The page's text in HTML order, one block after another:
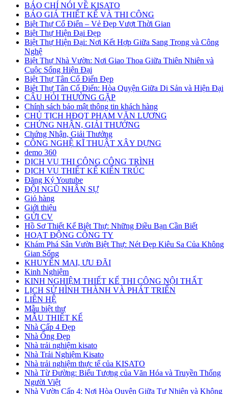
BÁO CHÍ NÓI VỀ KISATO
BÁO GIÁ THIẾT KẾ VÀ THI CÔNG
Biệt Thự Cổ Điển – Vẻ Đẹp Vượt Thời Gian
Biệt Thự Hiện Đại Đẹp
Biệt Thự Hiện Đại: Nơi Kết Hợp Giữa Sang Trọng và Công
Nghệ
Biệt Thự Nhà Vườn: Nơi Giao Thoa Giữa Thiên Nhiên và
Cuộc Sống Hiện Đại
Biệt Thự Tân Cổ Điển Đẹp
Biệt Thự Tân Cổ Điển: Hòa Quyện Giữa Di Sản và Hiện Đại
CÂU HỎI THƯỜNG GẶP
Chính sách bảo mật thông tin khách hàng
CHỦ TỊCH HĐQT PHẠM VĂN LƯƠNG
CHỨNG NHẬN, GIẢI THƯỞNG
Chứng Nhận, Giải Thưởng
CÔNG NGHỆ KĨ THUẬT XÂY DỰNG
demo 360
DỊCH VỤ THI CÔNG CÔNG TRÌNH
DỊCH VỤ THIẾT KẾ KIẾN TRÚC
Đăng Ký Youtube
ĐỘI NGŨ NHÂN SỰ
Giỏ hàng
Giới thiệu
GỬI CV
Hồ Sơ Thiết Kế Biệt Thự: Những Điều Bạn Cần Biết
HOẠT ĐỘNG CÔNG TY
Khám Phá Sân Vườn Biệt Thự: Nét Đẹp Kiêu Sa Của Không
Gian Sống
KHUYẾN MẠI, ƯU ĐÃI
Kinh Nghiệm
KINH NGHIỆM THIẾT KẾ THI CÔNG NỘI THẤT
LỊCH SỬ HÌNH THÀNH VÀ PHÁT TRIỂN
LIÊN HỆ
Mẫu biệt thự
MẪU THIẾT KẾ
Nhà Cấp 4 Đẹp
Nhà Ống Đẹp
Nhà trải nghiệm kisato
Nhà Trải Nghiệm Kisato
Nhà trải nghiệm thực tế của KISATO
Nhà Từ Đường: Biểu Tượng của Văn Hóa và Truyền Thống
Người Việt
Nhà Vườn Cấp 4: Nơi Hòa Quyện Giữa Tự Nhiên và Không